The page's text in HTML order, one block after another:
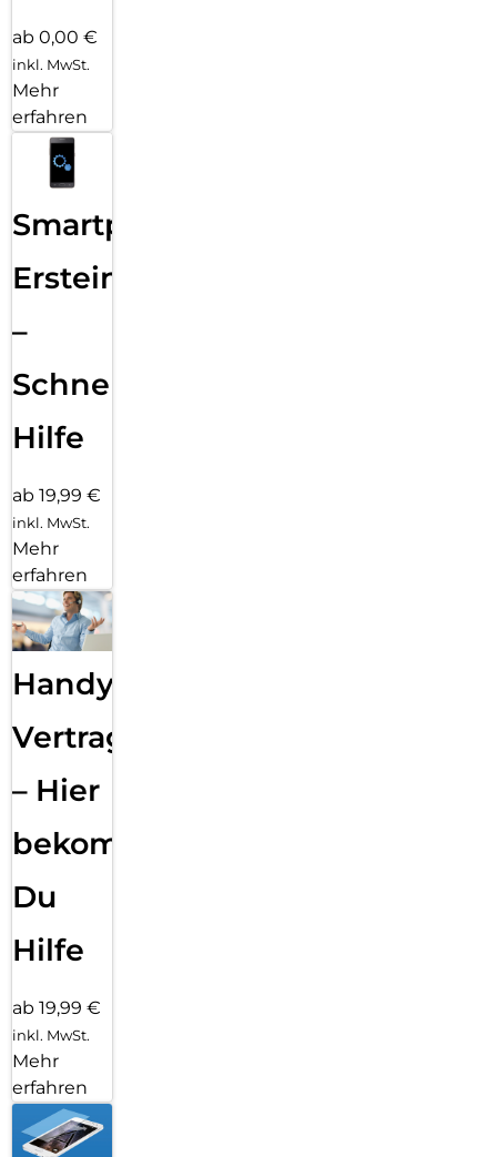
ab 0,00 €
inkl. MwSt.
Mehr
erfahren
Smartphone
Ersteinrichtung
–
Schnelle
Hilfe
ab 19,99 €
inkl. MwSt.
Mehr
erfahren
Handy
Vertragsabwicklung
– Hier
bekommst
Du
Hilfe
ab 19,99 €
inkl. MwSt.
Mehr
erfahren